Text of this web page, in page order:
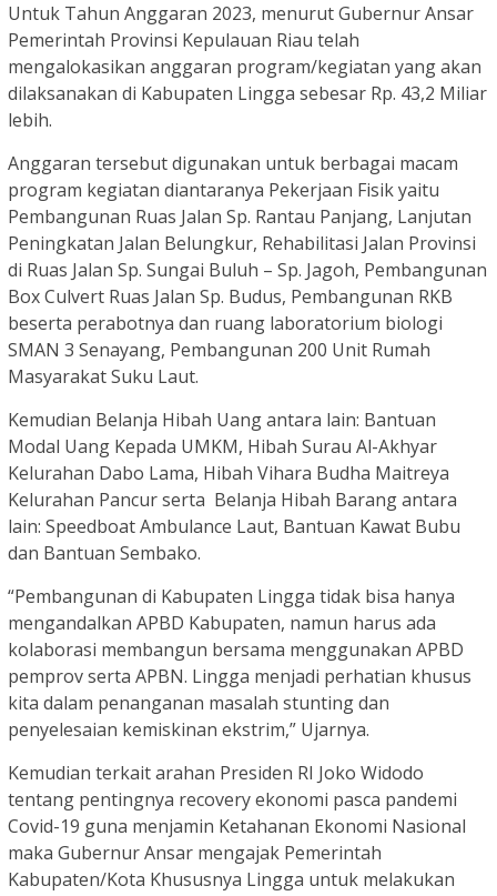
Untuk Tahun Anggaran 2023, menurut Gubernur Ansar
Pemerintah Provinsi Kepulauan Riau telah
mengalokasikan anggaran program/kegiatan yang akan
dilaksanakan di Kabupaten Lingga sebesar Rp. 43,2 Miliar
lebih.
Anggaran tersebut digunakan untuk berbagai macam
program kegiatan diantaranya Pekerjaan Fisik yaitu
Pembangunan Ruas Jalan Sp. Rantau Panjang, Lanjutan
Peningkatan Jalan Belungkur, Rehabilitasi Jalan Provinsi
di Ruas Jalan Sp. Sungai Buluh – Sp. Jagoh, Pembangunan
Box Culvert Ruas Jalan Sp. Budus, Pembangunan RKB
beserta perabotnya dan ruang laboratorium biologi
SMAN 3 Senayang, Pembangunan 200 Unit Rumah
Masyarakat Suku Laut.
Kemudian Belanja Hibah Uang antara lain: Bantuan
Modal Uang Kepada UMKM, Hibah Surau Al-Akhyar
Kelurahan Dabo Lama, Hibah Vihara Budha Maitreya
Kelurahan Pancur serta Belanja Hibah Barang antara
lain: Speedboat Ambulance Laut, Bantuan Kawat Bubu
dan Bantuan Sembako.
“Pembangunan di Kabupaten Lingga tidak bisa hanya
mengandalkan APBD Kabupaten, namun harus ada
kolaborasi membangun bersama menggunakan APBD
pemprov serta APBN. Lingga menjadi perhatian khusus
kita dalam penanganan masalah stunting dan
penyelesaian kemiskinan ekstrim,” Ujarnya.
Kemudian terkait arahan Presiden RI Joko Widodo
tentang pentingnya recovery ekonomi pasca pandemi
Covid-19 guna menjamin Ketahanan Ekonomi Nasional
maka Gubernur Ansar mengajak Pemerintah
Kabupaten/Kota Khususnya Lingga untuk melakukan